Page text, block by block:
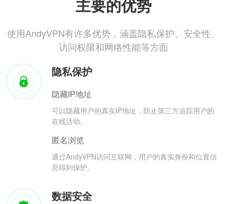
主要的优势
使用AndyVPN有许多优势，涵盖隐私保护、安全性、
访问权限和网络性能等方面
隐私保护
隐藏IP地址
可以隐藏用户的真实IP地址，防止第三方追踪用户的
在线活动。
匿名浏览
通过AndyVPN访问互联网，用户的真实身份和位置信
息得到保护。
数据安全